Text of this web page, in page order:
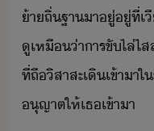
้าถิ่​ฐา​า​ู่​ู่​ที่​เ
ูเหื่า​ารขัไล่​ไ
ที่​ถืิสาสะ​เิ​เข้าา​ใ
ุญาต​ให้​เธ​เข้าา